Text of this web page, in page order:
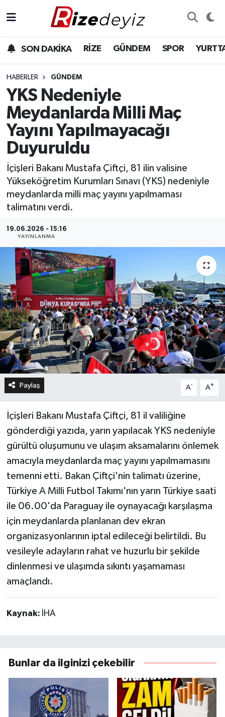
SON DAKİKA RİZE GÜNDEM SPOR
HABERLER GÜNDEM
YKS Nedeniyle
Meydanlarda Milli Maç
Yayını Yapılmayacağı
Duyuruldu
İçişleri Bakanı Mustafa Çiftçi, 81 ilin valisine
Yükseköğretim Kurumları Sınavı (YKS) nedeniyle
meydanlarda milli maç yayını yapılmaması
talimatını verdi.
19.06.2026 - 15:16
YAYINLANMA
Paylaş A- A+
İçişleri Bakanı Mustafa Çiftçi, 81 il valiliğine
gönderdiği yazıda, yarın yapılacak YKS nedeniyle
gürültü oluşumunu ve ulaşım aksamalarını önlemek
amacıyla meydanlarda maç yayını yapılmamasını
temenni etti. Bakan Çiftçi'nin talimatı üzerine,
Türkiye A Milli Futbol Takımı'nın yarın Türkiye saati
ile 06.00'da Paraguay ile oynayacağı karşılaşma
için meydanlarda planlanan dev ekran
organizasyonlarının iptal edileceği belirtildi. Bu
vesileyle adayların rahat ve huzurlu bir şekilde
dinlenmesi ve ulaşımda sıkıntı yaşamaması
amaçlandı.
Kaynak: İHA
Bunlar da ilginizi çekebilir
Gündem
Yurttan Haberler
Ekonomi
Teknoloji
Sağlık
Rize Hava Durumu
Rize Trafik Yoğunluk Haritası
Süper Lig Puan Durumu ve Fikstür
Tüm Manşetler
Son Dakika Haberleri
Haber Arşivi